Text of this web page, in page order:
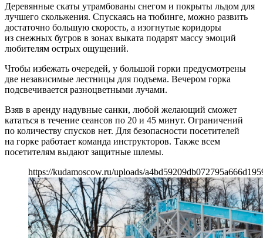
Деревянные скаты утрамбованы снегом и покрыты льдом для
лучшего скольжения. Спускаясь на тюбинге, можно развить
достаточно большую скорость, а изогнутые коридоры
из снежных бугров в зонах выката подарят массу эмоций
любителям острых ощущений.
Чтобы избежать очередей, у большой горки предусмотрены
две независимые лестницы для подъема. Вечером горка
подсвечивается разноцветными лучами.
Взяв в аренду надувные санки, любой желающий сможет
кататься в течение сеансов по 20 и 45 минут. Ограничений
по количеству спусков нет. Для безопасности посетителей
на горке работает команда инструкторов. Также всем
посетителям выдают защитные шлемы.
https://kudamoscow.ru/uploads/